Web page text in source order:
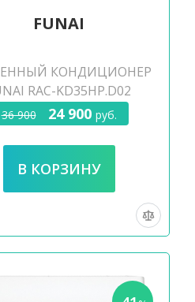
FUNAI
КОНДИЦИОНЕР
RAC-KD35HP.D02
36 900 24 900 руб.